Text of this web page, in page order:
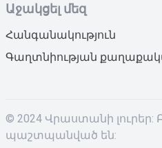
Աջակցել մեզ
Հանգանակություն
Գաղտնիության
© 2024 Վրաստանի լուրեր:
պաշտպանված են: